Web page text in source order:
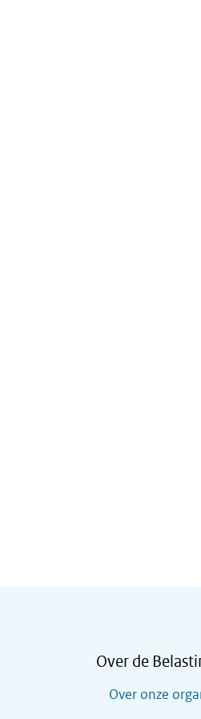
Over de
Over onze